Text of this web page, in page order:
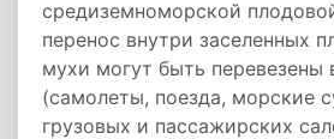
средиземноморской
перенос внутри заселенных
мухи могут быть перевезены
(самолеты, поезда, морские
грузовых и пассажирских